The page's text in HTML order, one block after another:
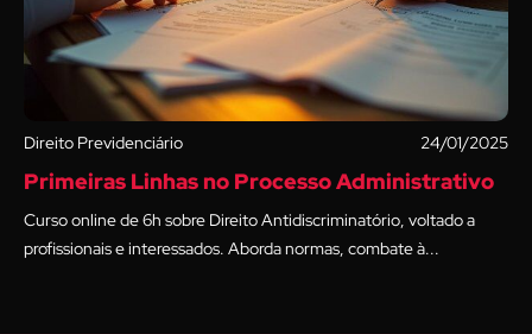
Direito Previdenciário 24/01/2025
Primeiras Linhas no Processo Administrativo
Curso online de 6h sobre Direito Antidiscriminatório, voltado a
profissionais e interessados. Aborda normas, combate à...